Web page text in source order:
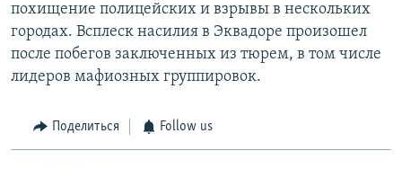
похищение полицейских и взрывы в нескольких
городах. Всплеск насилия в Эквадоре произошел
после побегов заключенных из тюрем, в том числе
лидеров мафиозных группировок.
Поделиться Follow us